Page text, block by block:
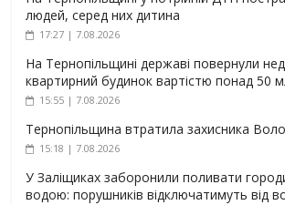
людей, серед них дитина
17:27 | 7.08.2026
На Тернопільщині державі повернули
квартирний будинок вартістю понад 50
15:55 | 7.08.2026
Тернопільщина втратила захисника
15:18 | 7.08.2026
У Заліщиках заборонили поливати
водою: порушників відключатимуть від